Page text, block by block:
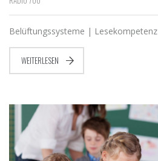
Belüftungssysteme | Lesekompetenz
WEITERLESEN